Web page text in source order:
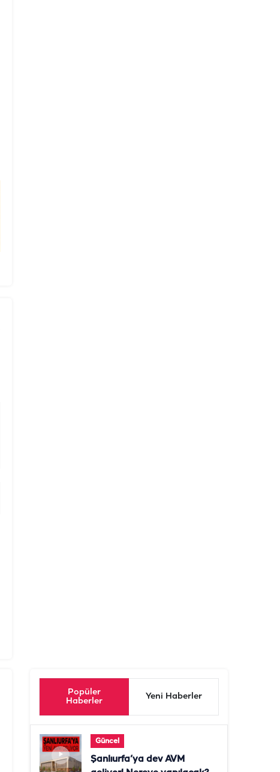
Popüler
Haberler
Yeni Haberler
Güncel
Şanlıurfa’ya dev AVM